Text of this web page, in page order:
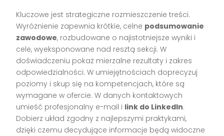
Kluczowe jest strategiczne rozmieszczenie treści.
Wyróżnienie zapewnia krótkie, celne podsumowanie
zawodowe, rozbudowane o najistotniejsze wyniki i
cele, wyeksponowane nad resztą sekcji. W
doświadczeniu pokaż mierzalne rezultaty i zakres
odpowiedzialności. W umiejętnościach doprecyzuj
poziomy i skup się na kompetencjach, które są
wymagane w ofercie. W danych kontaktowych
umieść profesjonalny e-mail i link do LinkedIn.
Dobierz układ zgodny z najlepszymi praktykami,
dzięki czemu decydujące informacje będą widoczne